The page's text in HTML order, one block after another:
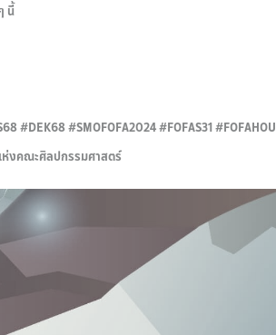
นี้
#DEK68 #SMOFOFA2024 #FOFAS31
งคณะศิลปกรรมศาสตร์